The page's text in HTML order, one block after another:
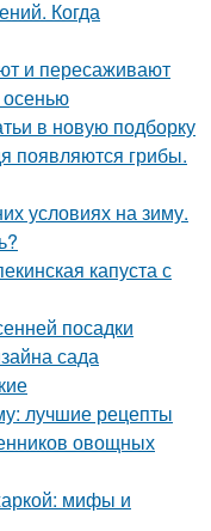
Когда
и пересаживают
в новую подборку
появляются грибы.
условиях на зиму.
капуста с
посадки
сада
лучшие рецепты
овощных
мифы и